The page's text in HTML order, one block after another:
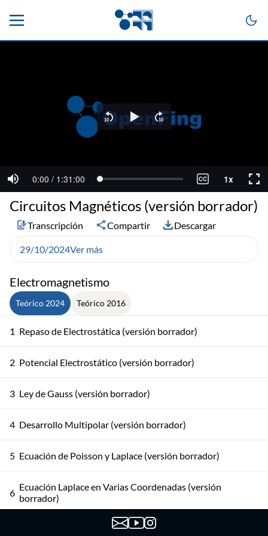
Electromagnetismo
Teórico 2024 Teórico 2016
1 Repaso de Electrostática (versión borrador)
2 Potencial Electrostático (versión borrador)
3 Ley de Gauss (versión borrador)
4 Desarrollo Multipolar (versión borrador)
5 Ecuación de Poisson y Laplace (versión borrador)
6 Ecuación Laplace en Varias Coordenadas (versión
borrador)
Método de Separación de Variables para Coordenadas
Circuitos Magnéticos (versión borrador)
Transcripción Compartir Descargar
29/10/2024Ver más